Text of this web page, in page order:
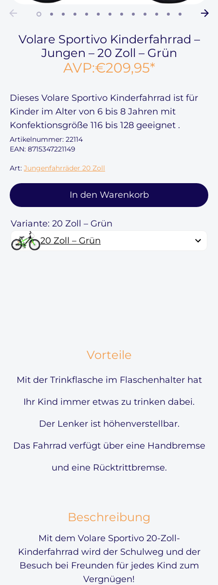
Volare Sportivo Kinderfahrrad –
Jungen – 20 Zoll – Grün
AVP:€209,95*
Dieses Volare Sportivo Kinderfahrrad ist für
Kinder im Alter von 6 bis 8 Jahren mit
Konfektionsgröße 116 bis 128 geeignet .
Artikelnummer: 22114
EAN: 8715347221149
Art: Jungenfahrräder 20 Zoll
In den Warenkorb
Variante: 20 Zoll – Grün
20 Zoll – Grün
Vorteile
Mit der Trinkflasche im Flaschenhalter hat
Ihr Kind immer etwas zu trinken dabei.
Der Lenker ist höhenverstellbar.
Das Fahrrad verfügt über eine Handbremse
und eine Rücktrittbremse.
Beschreibung
Mit dem Volare Sportivo 20-Zoll-
Kinderfahrrad wird der Schulweg und der
Besuch bei Freunden für jedes Kind zum
Vergnügen!